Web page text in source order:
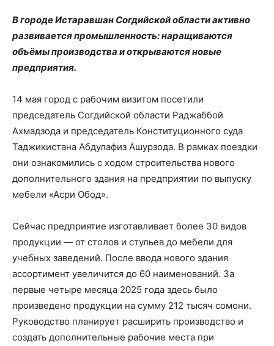
В городе Истаравшан Согдийской области активно
развивается промышленность: наращиваются
объёмы производства и открываются новые
предприятия.
14 мая город с рабочим визитом посетили
председатель Согдийской области Раджаббой
Ахмадзода и председатель Конституционного суда
Таджикистана Абдулафиз Ашурзода. В рамках поездки
они ознакомились с ходом строительства нового
дополнительного здания на предприятии по выпуску
мебели «Асри Обод».
Сейчас предприятие изготавливает более 30 видов
продукции — от столов и стульев до мебели для
учебных заведений. После ввода нового здания
ассортимент увеличится до 60 наименований. За
первые четыре месяца 2025 года здесь было
произведено продукции на сумму 212 тысяч сомони.
Руководство планирует расширить производство и
создать дополнительные рабочие места при